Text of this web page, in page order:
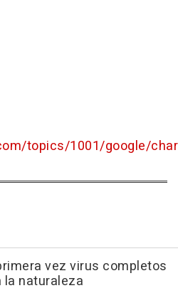
topics/1001/google/
vez virus completos
la naturaleza